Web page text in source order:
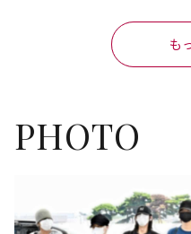
も
PHOTO